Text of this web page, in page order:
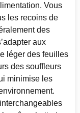
Vous
les recoins de
des
aux
léger des feuilles
des souffleurs
minimise les